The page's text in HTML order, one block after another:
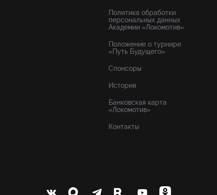
Политика обработки
персональных данных
Академии «Локомотив»
Положение о турнире
«Путь Будущего»
Спонсоры
История
Банковская карта
«Локомотив»
Контакты